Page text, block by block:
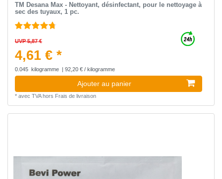
TM Desana Max - Nettoyant, désinfectant, pour le nettoyage à
sec des tuyaux, 1 pc.
UVP 5,87 €
4,61 € *
0.045 kilogramme | 92,20 € / kilogramme
Ajouter au panier
* avec TVAhors Frais de livraison